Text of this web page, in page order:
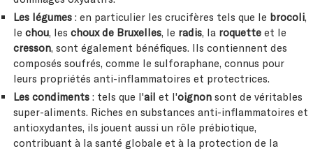
Les légumes: en particulier les crucifères tels que le brocoli,
le chou, les choux de Bruxelles, le radis, la roquetteet le
cresson, sont également bénéfiques. Ils contiennent des
composés soufrés, comme le sulforaphane, connus pour
leurs propriétés anti-inflammatoires et protectrices.
Les condiments: tels que l'ail et l'oignonsont de véritables
super-aliments. Riches en substances anti-inflammatoires et
antioxydantes, ils jouent aussi un rôle prébiotique,
contribuant à la santé globale et à la protection de la